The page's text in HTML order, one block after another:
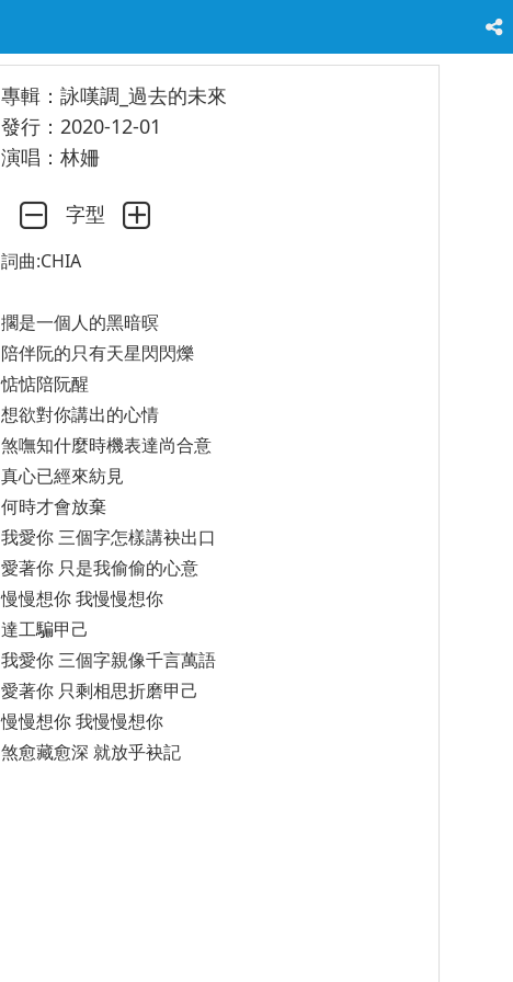
專輯：詠嘆調_過去的未來
發行：2020-12-01
演唱：林姍
字型
詞曲:CHIA
擱是一個人的黑暗暝
陪伴阮的只有天星閃閃爍
惦惦陪阮醒
想欲對你講出的心情
煞嘸知什麼時機表達尚合意
真心已經來紡見
何時才會放棄
我愛你 三個字怎樣講袂出口
愛著你 只是我偷偷的心意
慢慢想你 我慢慢想你
達工騙甲己
我愛你 三個字親像千言萬語
愛著你 只剩相思折磨甲己
慢慢想你 我慢慢想你
煞愈藏愈深 就放乎袂記